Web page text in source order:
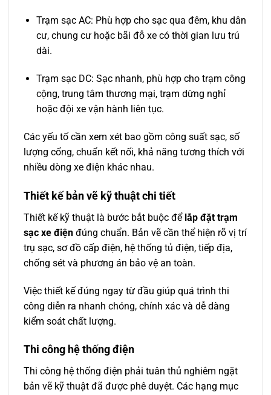
Trạm sạc AC: Phù hợp cho sạc qua đêm, khu dân
cư, chung cư hoặc bãi đỗ xe có thời gian lưu trú
dài.
Trạm sạc DC: Sạc nhanh, phù hợp cho trạm công
cộng, trung tâm thương mại, trạm dừng nghỉ
hoặc đội xe vận hành liên tục.
Các yếu tố cần xem xét bao gồm công suất sạc, số
lượng cổng, chuẩn kết nối, khả năng tương thích với
nhiều dòng xe điện khác nhau.
Thiết kế bản vẽ kỹ thuật chi tiết
Thiết kế kỹ thuật là bước bắt buộc để lắp đặt trạm
sạc xe điện đúng chuẩn. Bản vẽ cần thể hiện rõ vị trí
trụ sạc, sơ đồ cấp điện, hệ thống tủ điện, tiếp địa,
chống sét và phương án bảo vệ an toàn.
Việc thiết kế đúng ngay từ đầu giúp quá trình thi
công diễn ra nhanh chóng, chính xác và dễ dàng
kiểm soát chất lượng.
Thi công hệ thống điện
Thi công hệ thống điện phải tuân thủ nghiêm ngặt
bản vẽ kỹ thuật đã được phê duyệt. Các hạng mục